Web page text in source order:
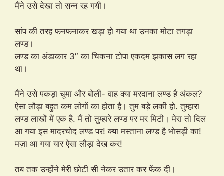
मैंने उसे देखा तो सन्न रह गयी।
सांप की तरह फनफनाकर खड़ा हो गया था उनका मोटा तगड़ा
लण्ड।
लण्ड का अंडाकार 3″ का चिकना टोपा एकदम झकास लग रहा
था।
मैंने उसे पकड़ा चूमा और बोली- वाह क्या मरदाना लण्ड है अंकल?
ऐसा लौड़ा बहुत कम लोगों का होता है। तुम बड़े लकी हो. तुम्हारा
लण्ड लाखों में एक है. मैं तो तुम्हारे लण्ड पर मर मिटी। मेरा तो दिल
आ गया इस मादरचोद लण्ड पर! क्या मस्ताना लण्ड है भोसड़ी का!
मज़ा आ गया यार ऐसा लौड़ा देख कर!
तब तक उन्होंने मेरी छोटी सी नेकर उतार कर फेंक दी।